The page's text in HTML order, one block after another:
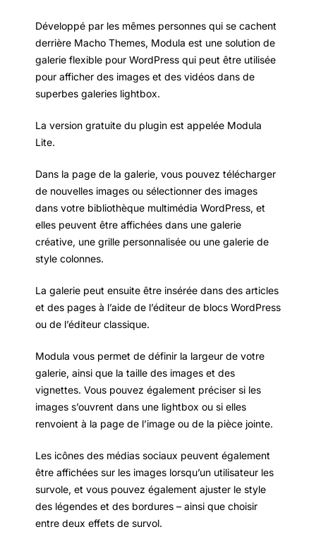
Développé par les mêmes personnes qui se cachent
derrière Macho Themes, Modula est une solution de
galerie flexible pour WordPress qui peut être utilisée
pour afficher des images et des vidéos dans de
superbes galeries lightbox.
La version gratuite du plugin est appelée Modula
Lite.
Dans la page de la galerie, vous pouvez télécharger
de nouvelles images ou sélectionner des images
dans votre bibliothèque multimédia WordPress, et
elles peuvent être affichées dans une galerie
créative, une grille personnalisée ou une galerie de
style colonnes.
La galerie peut ensuite être insérée dans des articles
et des pages à l’aide de l’éditeur de blocs WordPress
ou de l’éditeur classique.
Modula vous permet de définir la largeur de votre
galerie, ainsi que la taille des images et des
vignettes. Vous pouvez également préciser si les
images s’ouvrent dans une lightbox ou si elles
renvoient à la page de l’image ou de la pièce jointe.
Les icônes des médias sociaux peuvent également
être affichées sur les images lorsqu’un utilisateur les
survole, et vous pouvez également ajuster le style
des légendes et des bordures – ainsi que choisir
entre deux effets de survol.